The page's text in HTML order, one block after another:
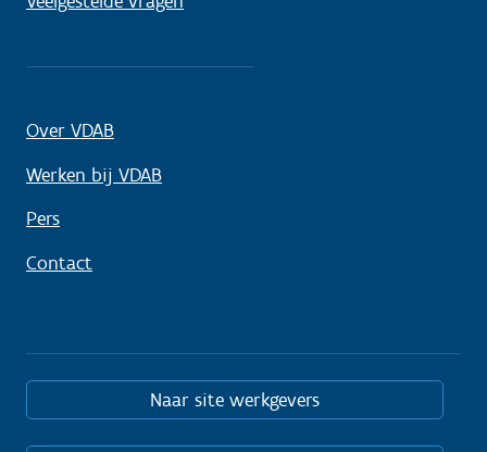
Over VDAB
Werken bij VDAB
Pers
Contact
Naar site werkgevers